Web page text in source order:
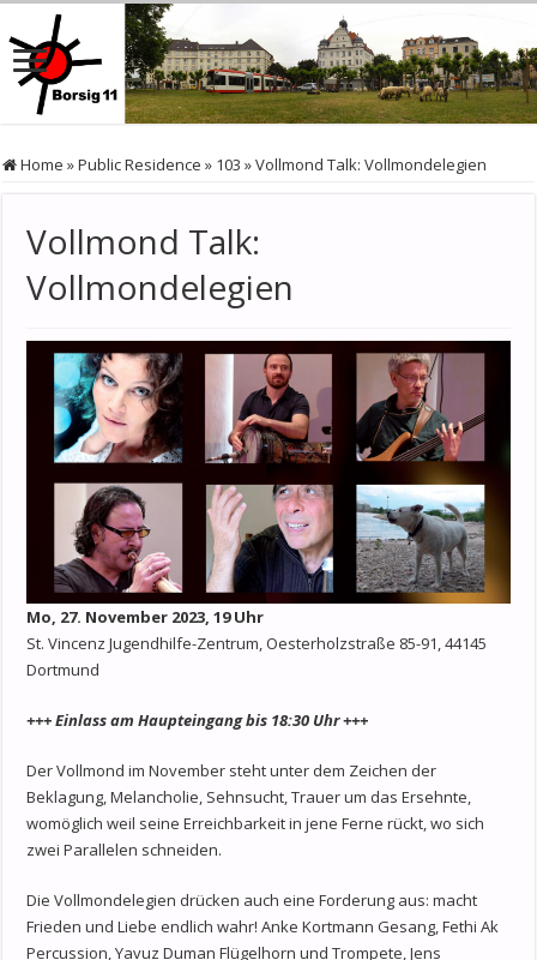
Home »Public Residence » 103 »Vollmond Talk: Vollmondelegien
Vollmond Talk:
Vollmondelegien
Mo, 27. November 2023, 19 Uhr
St. Vincenz Jugendhilfe-Zentrum, Oesterholzstraße 85-91, 44145
Dortmund
+++ Einlass am Haupteingang bis 18:30 Uhr +++
Der Vollmond im November steht unter dem Zeichen der
Beklagung, Melancholie, Sehnsucht, Trauer um das Ersehnte,
womöglich weil seine Erreichbarkeit in jene Ferne rückt, wo sich
zwei Parallelen schneiden.
Die Vollmondelegien drücken auch eine Forderung aus: macht
Frieden und Liebe endlich wahr! Anke Kortmann Gesang, Fethi Ak
Percussion, Yavuz Duman Flügelhorn und Trompete, Jens